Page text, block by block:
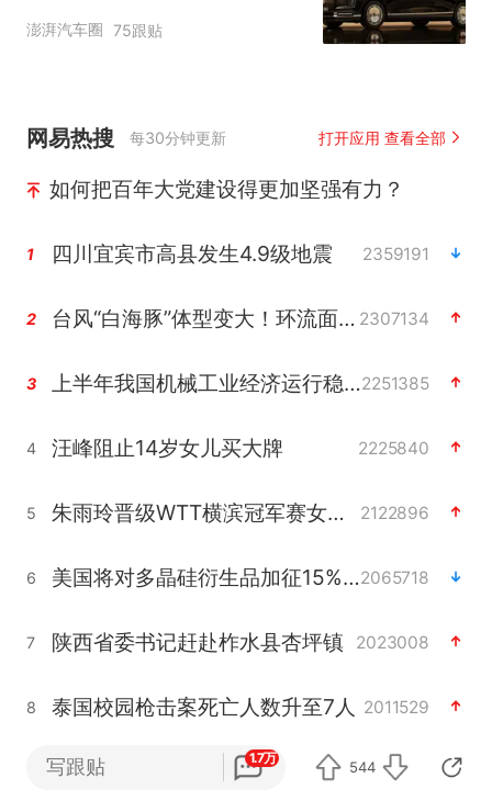
自主高端市场制高点
澎湃汽车圈 75跟贴
网易热搜 每30分钟更新 打开应用 查看全部
如何把百年大党建设得更加坚强有力？
1 四川宜宾市高县发生4.9级地震 2359191
2 台风“白海豚”体型变大！环流面积接近13个浙江那么大 2307134
3 上半年我国机械工业经济运行稳中有进2251385
4 汪峰阻止14岁女儿买大牌 2225840
5 朱雨玲晋级WTT横滨冠军赛女单八强 2122896
6 美国将对多晶硅衍生品加征15%关税2065718
7 陕西省委书记赶赴柞水县杏坪镇 2023008
8 泰国校园枪击案死亡人数升至7人 2011529
官方通报教师招聘笔试前13名被淘汰 1899925
写跟贴 1.7万
544